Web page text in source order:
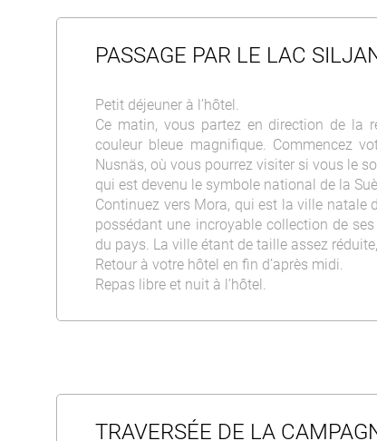
PASSAGE PAR LE LAC
Petit déjeuner à l’hôtel.
Ce matin, vous partez en direction de la
couleur bleue magnifique. Commencez
Nusnäs, où vous pourrez visiter si vous le
qui est devenu le symbole national de la
Continuez vers Mora, qui est la ville natale
possédant une incroyable collection de
du pays. La ville étant de taille assez
Retour à votre hôtel en fin d’après midi.
Repas libre et nuit à l’hôtel.
TRAVERSÉE DE LA